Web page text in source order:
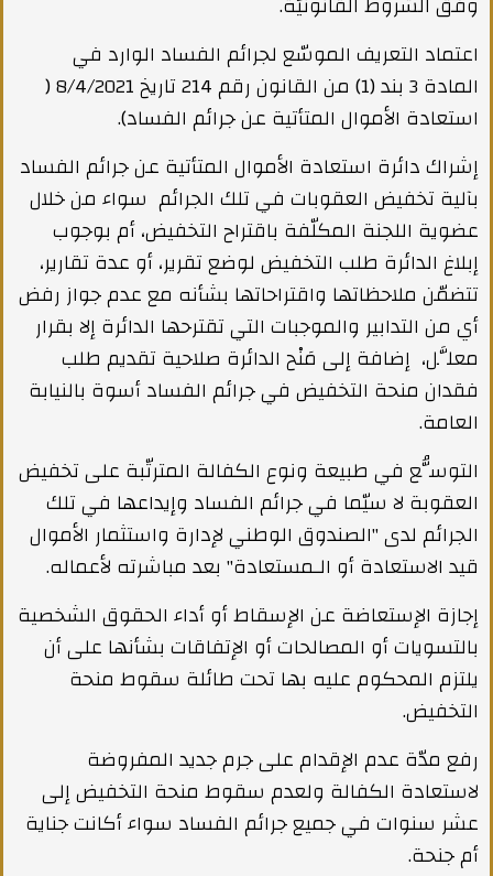
اعتماد التعريف الموسّع لجرائم الفساد الوارد في
المادة 3 بند (1) من القانون رقم 214 تاريخ 8/4/2021 (
استعادة الأموال المتأتية عن جرائم الفساد).
إشراك دائرة استعادة الأموال المتأتية عن جرائم الفساد
بآلية تخفيض العقوبات في تلك الجرائم سواء من خلال
عضوية اللجنة المكلّفة باقتراح التخفيض، أم بوجوب
إبلاغ الدائرة طلب التخفيض لوضع تقرير، أو عدة تقارير،
تتضمّن ملاحظاتها واقتراحاتها بشأنه مع عدم جواز رفض
أي من التدابير والموجبات التي تقترحها الدائرة إلا بقرار
معلَّل، إضافة إلى مَنْح الدائرة صلاحية تقديم طلب
فقدان منحة التخفيض في جرائم الفساد أسوة بالنيابة
العامة.
التوسُّع في طبيعة ونوع الكفالة المترتّبة على تخفيض
العقوبة لا سيّما في جرائم الفساد وإيداعها في تلك
الجرائم لدى "الصندوق الوطني لإدارة واستثمار الأموال
قيد الاستعادة أو الـمستعادة" بعد مباشرته لأعماله.
إجازة الإستعاضة عن الإسقاط أو أداء الحقوق الشخصية
بالتسويات أو المصالحات أو الإتفاقات بشأنها على أن
يلتزم المحكوم عليه بها تحت طائلة سقوط منحة
التخفيض.
رفع مدّة عدم الإقدام على جرم جديد المفروضة
لاستعادة الكفالة ولعدم سقوط منحة التخفيض إلى
عشر سنوات في جميع جرائم الفساد سواء أكانت جناية
أم جنحة.